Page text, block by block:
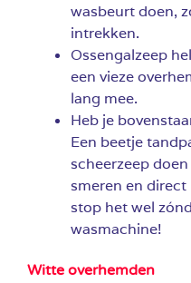
wasbeurt doen,
intrekken.
Ossengalzeep
een vieze
lang mee.
Heb je
Een beetje
scheerzeep
smeren en direct
stop het wel
wasmachine!
Witte overhemden